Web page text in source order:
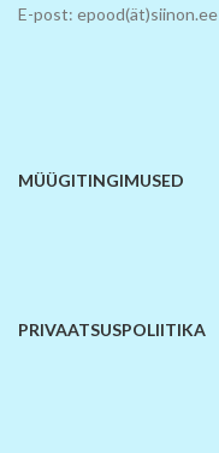
E-post: epood(ät)siinon.ee
MÜÜGITINGIMUSED
PRIVAATSUSPOLIITIKA